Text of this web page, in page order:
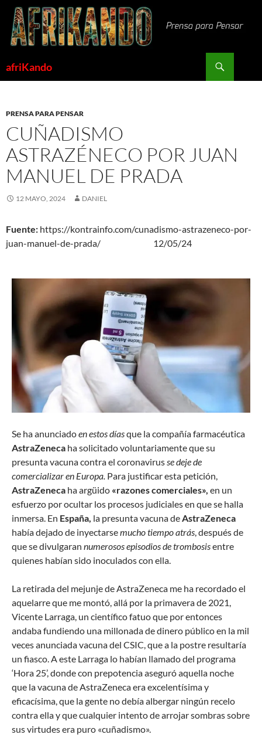
Saltar
contenido
afriKando
PRENSA PARA PENSAR
CUÑADISMO
ASTRAZÉNECO POR JUAN
MANUEL DE PRADA
12 MAYO, 2024 DANIEL
Fuente: https://kontrainfo.com/cunadismo-astrazeneco-por-
juan-manuel-de-prada/ 12/05/24
Se ha anunciadoen estos díasque la compañía farmacéutica
AstraZeneca ha solicitado voluntariamente que su
presunta vacuna contra el coronavirusse deje de
comercializar en Europa. Para justificar esta petición,
AstraZeneca ha argüido «razones comerciales», en un
esfuerzo por ocultar los procesos judiciales en que se halla
inmersa. En España, la presunta vacuna deAstraZeneca
había dejado de inyectarsemucho tiempo atrás, después de
que se divulgaran numerosos episodios de trombosisentre
quienes habían sido inoculados con ella.
La retirada del mejunje de AstraZeneca me ha recordado el
aquelarre que me montó, allá por la primavera de 2021,
Vicente Larraga, un científico fatuo que por entonces
andaba fundiendo una millonada de dinero público en la mil
veces anunciada vacuna del CSIC, que a la postre resultaría
un fiasco. A este Larraga lo habían llamado del programa
‘Hora 25’, donde con prepotencia aseguró aquella noche
que la vacuna de AstraZeneca era excelentísima y
eficacísima, que la gente no debía albergar ningún recelo
contra ella y que cualquier intento de arrojar sombras sobre
sus virtudes era puro «cuñadismo».